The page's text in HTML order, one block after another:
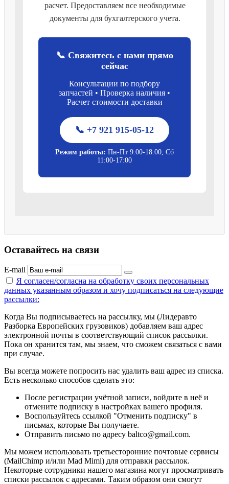
расчет. Предоставляем все необходимые
документы для бухгалтерского учета.
📞 Свяжитесь с нами прямо
сейчас
Консультации по подбору
запчастей • Проверка наличия •
Расчет стоимости доставки
📞 +7 921 915-05-12
Режим работы: Пн-Пт 9:00-18:00, Сб
11:00-17:00
Оставайтесь на связи
E-mail
Я согласен/согласна на обработку своих персональных
данных указанным образом и хочу подписаться на следующие
рассылки:
Когда Вы подписываетесь на рассылку, мы (Лидеравто
Разборка Европейских грузовиков) добавляем ваш адрес
электронной почты в соответствующий список рассылки.
Пока он хранится там, мы знаем, что сможем связаться с вами
при случае.
Вы всегда можете попросить нас удалить ваш адрес из списка.
Есть несколько способов сделать это:
После регистрации учётной записи, войдите в неё и
отмените подписку в настройках вашего профиля.
Воспользуйтесь ссылкой "Отменить подписку" в
письмах, которые Вы получаете.
Отправить письмо по адресу baltco@gmail.com.
Мы можем использовать третьесторонние почтовые сервисы
(MailChimp и/или Mad Mimi) для отправки рассылок.
Некоторые сотрудники нашего магазина могут просматривать
списки рассылок с адресами. Таким образом они смогут